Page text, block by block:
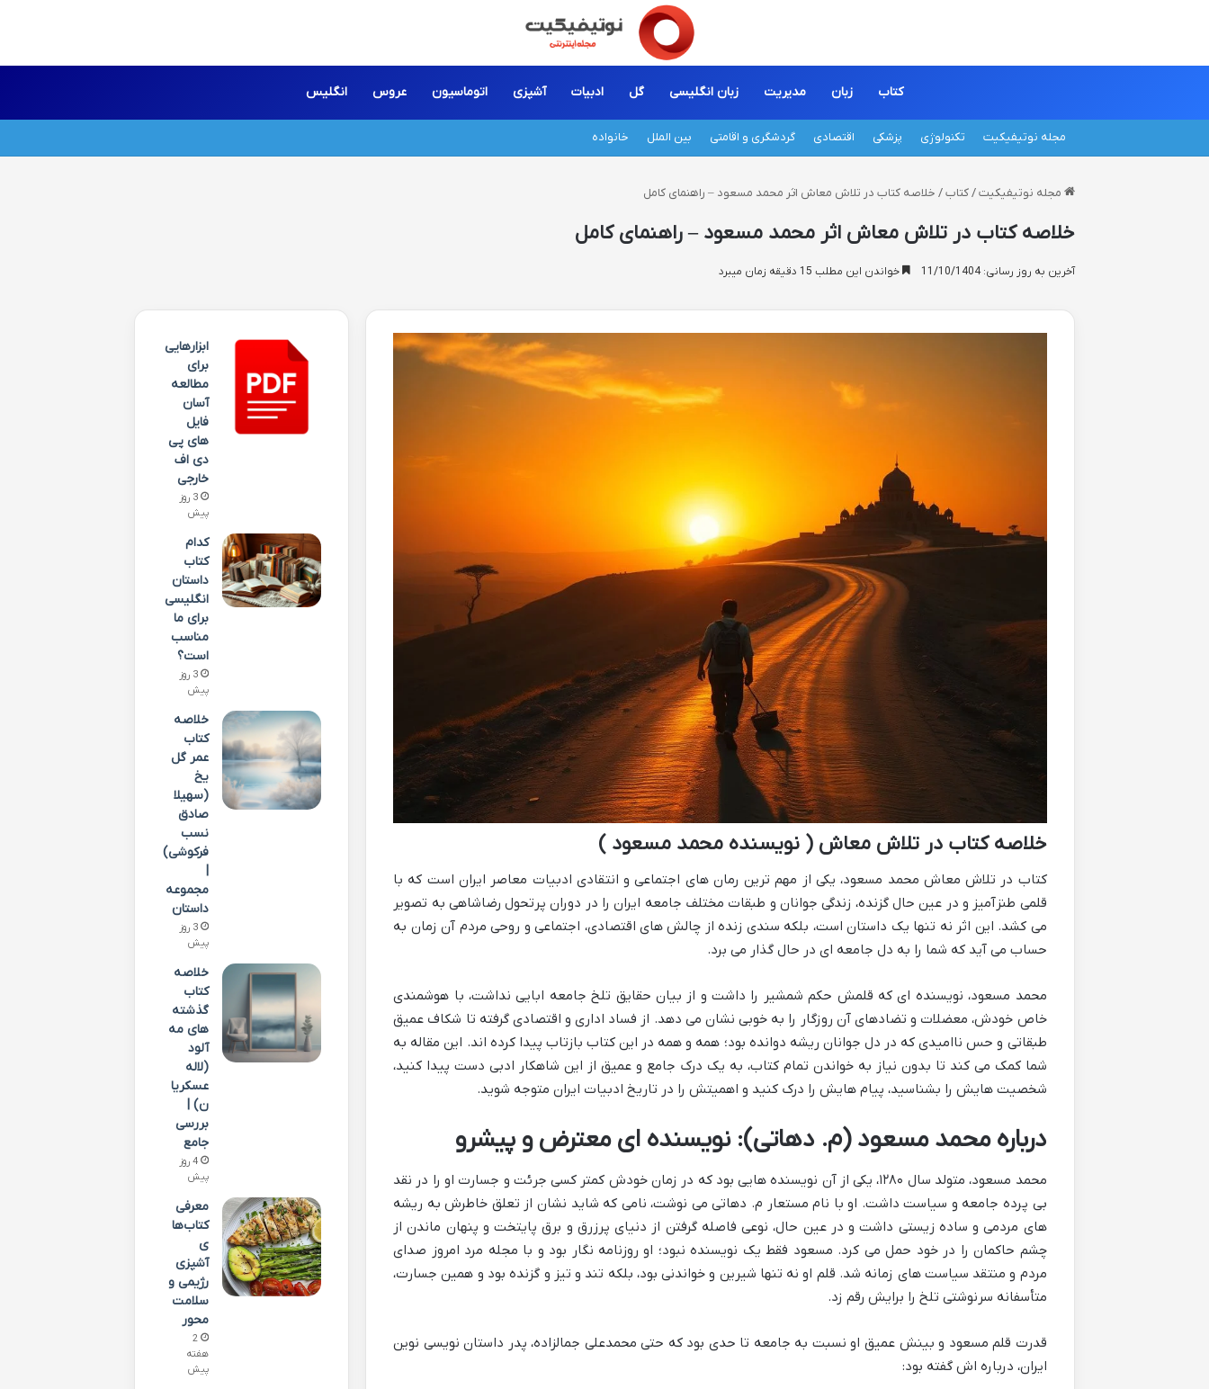
کتاب زبان مدیریت زبان انگلیسی گل ادبیات آشپزی اتوماسیون عروس انگلیس
مجله نوتیفیکیت تکنولوژی پزشکی اقتصادی گردشگری و اقامتی بین الملل خانواده
مجله نوتیفیکیت / کتاب / خلاصه کتاب در تلاش معاش اثر محمد مسعود – راهنمای کامل
خلاصه کتاب در تلاش معاش اثر محمد مسعود – راهنمای کامل
آخرین به روز رسانی: 11/10/1404 خواندن این مطلب 15 دقیقه زمان میبرد
خلاصه کتاب در تلاش معاش ( نویسنده محمد مسعود )
کتاب در تلاش معاش محمد مسعود، یکی از مهم ترین رمان های اجتماعی و انتقادی ادبیات معاصر ایران است که با
قلمی طنزآمیز و در عین حال گزنده، زندگی جوانان و طبقات مختلف جامعه ایران را در دوران پرتحول رضاشاهی به تصویر
می کشد. این اثر نه تنها یک داستان است، بلکه سندی زنده از چالش های اقتصادی، اجتماعی و روحی مردم آن زمان به
حساب می آید که شما را به دل جامعه ای در حال گذار می برد.
محمد مسعود، نویسنده ای که قلمش حکم شمشیر را داشت و از بیان حقایق تلخ جامعه ابایی نداشت، با هوشمندی
خاص خودش، معضلات و تضادهای آن روزگار را به خوبی نشان می دهد. از فساد اداری و اقتصادی گرفته تا شکاف عمیق
طبقاتی و حس ناامیدی که در دل جوانان ریشه دوانده بود؛ همه و همه در این کتاب بازتاب پیدا کرده اند. این مقاله به
شما کمک می کند تا بدون نیاز به خواندن تمام کتاب، به یک درک جامع و عمیق از این شاهکار ادبی دست پیدا کنید،
شخصیت هایش را بشناسید، پیام هایش را درک کنید و اهمیتش را در تاریخ ادبیات ایران متوجه شوید.
درباره محمد مسعود (م. دهاتی): نویسنده ای معترض و پیشرو
محمد مسعود، متولد سال ۱۲۸۰، یکی از آن نویسنده هایی بود که در زمان خودش کمتر کسی جرئت و جسارت او را در نقد
بی پرده جامعه و سیاست داشت. او با نام مستعار م. دهاتی می نوشت، نامی که شاید نشان از تعلق خاطرش به ریشه
های مردمی و ساده زیستی داشت و در عین حال، نوعی فاصله گرفتن از دنیای پرزرق و برق پایتخت و پنهان ماندن از
چشم حاکمان را در خود حمل می کرد. مسعود فقط یک نویسنده نبود؛ او روزنامه نگار بود و با مجله مرد امروز صدای
مردم و منتقد سیاست های زمانه شد. قلم او نه تنها شیرین و خواندنی بود، بلکه تند و تیز و گزنده بود و همین جسارت،
متأسفانه سرنوشتی تلخ را برایش رقم زد.
قدرت قلم مسعود و بینش عمیق او نسبت به جامعه تا حدی بود که حتی محمدعلی جمالزاده، پدر داستان نویسی نوین
ایران، درباره اش گفته بود:
ابزارهایی
برای
مطالعه
آسان
فایل
های پی
دی اف
خارجی
3 روز
پیش
کدام
کتاب
داستان
انگلیسی
برای ما
مناسب
است؟
3 روز
پیش
خلاصه
کتاب
عمر گل
یخ
(سهیلا
صادق
نسب
فرکوشی)
|
مجموعه
داستان
3 روز
پیش
خلاصه
کتاب
گذشته
های مه
آلود
(لاله
عسکریا
ن) |
بررسی
جامع
4 روز
پیش
معرفی
کتاب‌ها
ی
آشپزی
رژیمی و
سلامت
محور
2
هفته
پیش